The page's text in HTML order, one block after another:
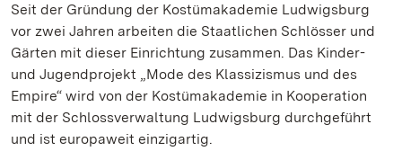
Seit der Gründung der Kostümakademie Ludwigsburg
vor zwei Jahren arbeiten die Staatlichen Schlösser und
Gärten mit dieser Einrichtung zusammen. Das Kinder-
und Jugendprojekt „Mode des Klassizismus und des
Empire“ wird von der Kostümakademie in Kooperation
mit der Schlossverwaltung Ludwigsburg durchgeführt
und ist europaweit einzigartig.